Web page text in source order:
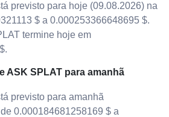
previsto para hoje (09.08.2026) na
$ a 0.000253366648695 $.
termine hoje em
ASK SPLAT para amanhã
previsto para amanhã
0.000184681258169 $ a